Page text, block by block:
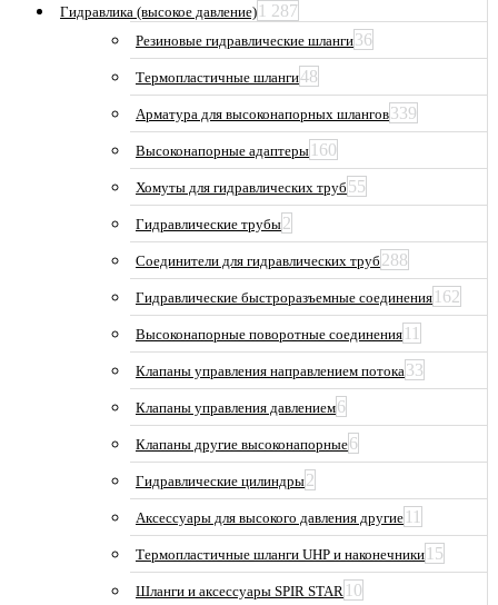
Гидравлика (высокое давление) 1 287
Резиновые гидравлические шланги36
Термопластичные шланги48
Арматура для высоконапорных шлангов339
Высоконапорные адаптеры 160
Хомуты для гидравлических труб 55
Гидравлические трубы2
Соединители для гидравлических труб 288
Гидравлические быстроразъемные соединения 162
Высоконапорные поворотные соединения 11
Клапаны управления направлением потока33
Клапаны управления давлением6
Клапаны другие высоконапорные6
Гидравлические цилиндры2
Аксессуары для высокого давления другие 11
Термопластичные шланги UHP и наконечники 15
Шланги и аксессуары SPIR STAR 10